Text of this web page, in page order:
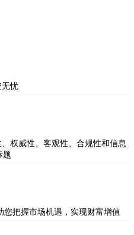
忧
权威性、客观性、合规性和信息
题
把握市场机遇，实现财富增值